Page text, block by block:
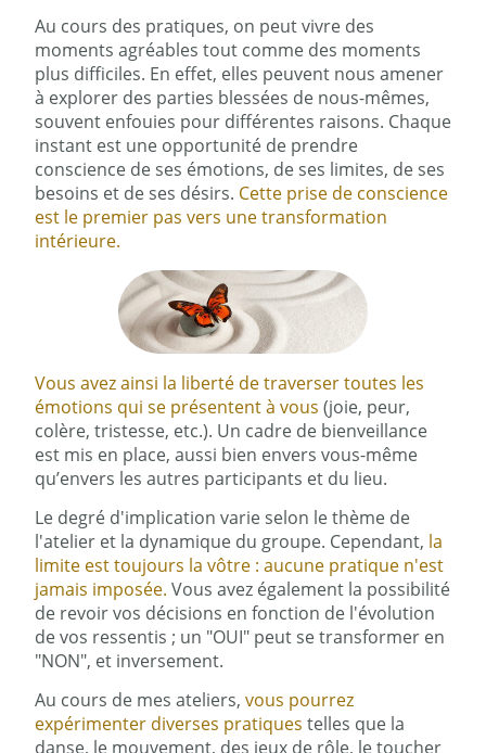
Au cours des pratiques, on peut vivre des
moments agréables tout comme des moments
plus difficiles. En effet, elles peuvent nous amener
à explorer des parties blessées de nous-mêmes,
souvent enfouies pour différentes raisons. Chaque
instant est une opportunité de prendre
conscience de ses émotions, de ses limites, de ses
besoins et de ses désirs. Cette prise de conscience
est le premier pas vers une transformation
intérieure.
Vous avez ainsi la liberté de traverser toutes les
émotions qui se présentent à vous (joie, peur,
colère, tristesse, etc.). Un cadre de bienveillance
est mis en place, aussi bien envers vous-même
qu’envers les autres participants et du lieu.
Le degré d'implication varie selon le thème de
l'atelier et la dynamique du groupe. Cependant, la
limite est toujours la vôtre : aucune pratique n'est
jamais imposée. Vous avez également la possibilité
de revoir vos décisions en fonction de l'évolution
de vos ressentis ; un "OUI" peut se transformer en
"NON", et inversement.
Au cours de mes ateliers, vous pourrez
expérimenter diverses pratiques telles que la
danse, le mouvement, des jeux de rôle, le toucher